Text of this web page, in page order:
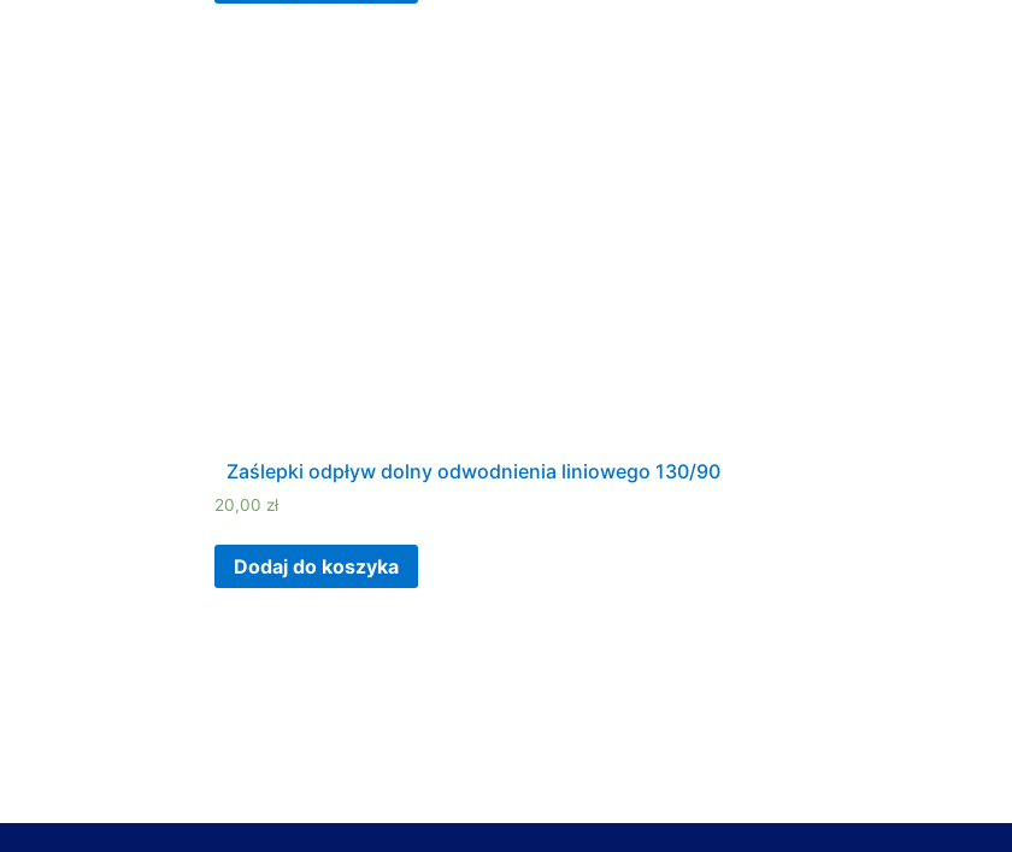
Zaślepki odpływ dolny odwodnienia liniowego 130/90
20,00 zł
Dodaj do koszyka